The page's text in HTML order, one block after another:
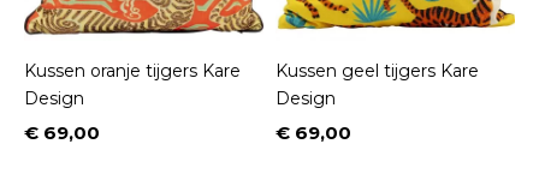
Kussen oranje tijgers Kare
Design
Prijs
€ 69,00
Kussen geel tijgers Kare
Design
Prijs
€ 69,00